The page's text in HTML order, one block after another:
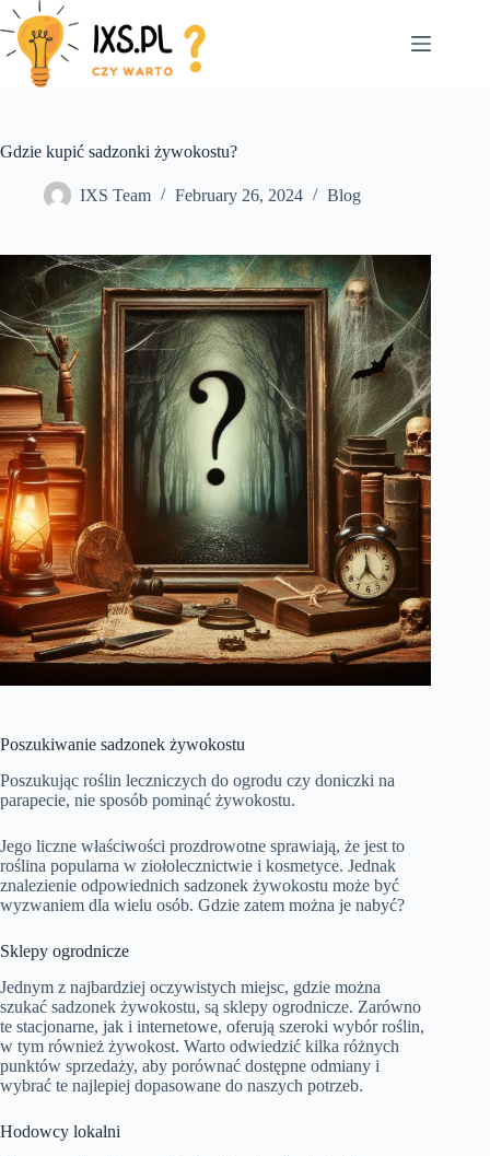
Skip
to
content
Gdzie kupić sadzonki żywokostu?
IXS Team February 26, 2024 Blog
Poszukiwanie sadzonek żywokostu
Poszukując roślin leczniczych do ogrodu czy doniczki na
parapecie, nie sposób pominąć żywokostu.
Jego liczne właściwości prozdrowotne sprawiają, że jest to
roślina popularna w ziołolecznictwie i kosmetyce. Jednak
znalezienie odpowiednich sadzonek żywokostu może być
wyzwaniem dla wielu osób. Gdzie zatem można je nabyć?
Sklepy ogrodnicze
Jednym z najbardziej oczywistych miejsc, gdzie można
szukać sadzonek żywokostu, są sklepy ogrodnicze. Zarówno
te stacjonarne, jak i internetowe, oferują szeroki wybór roślin,
w tym również żywokost. Warto odwiedzić kilka różnych
punktów sprzedaży, aby porównać dostępne odmiany i
wybrać te najlepiej dopasowane do naszych potrzeb.
Hodowcy lokalni